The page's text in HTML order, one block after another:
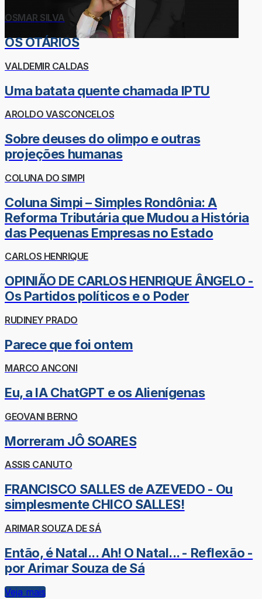
OSMAR SILVA
OS OTÁRIOS
VALDEMIR CALDAS
Uma batata quente chamada IPTU
AROLDO VASCONCELOS
Sobre deuses do olimpo e outras
projeções humanas
COLUNA DO SIMPI
Coluna Simpi – Simples Rondônia: A
Reforma Tributária que Mudou a História
das Pequenas Empresas no Estado
CARLOS HENRIQUE
OPINIÃO DE CARLOS HENRIQUE ÂNGELO -
Os Partidos políticos e o Poder
RUDINEY PRADO
Parece que foi ontem
MARCO ANCONI
Eu, a IA ChatGPT e os Alienígenas
GEOVANI BERNO
Morreram JÔ SOARES
ASSIS CANUTO
FRANCISCO SALLES de AZEVEDO - Ou
simplesmente CHICO SALLES!
ARIMAR SOUZA DE SÁ
Então, é Natal... Ah! O Natal... - Reflexão -
por Arimar Souza de Sá
Veja mais